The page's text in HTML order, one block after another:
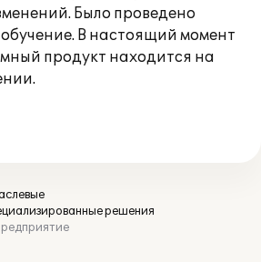
Было проведено
В настоящий момент
продукт находится на
решения